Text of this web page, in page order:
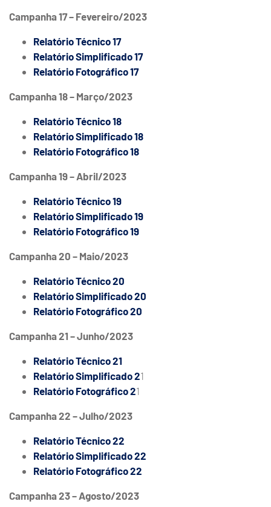
Campanha 17 – Fevereiro/2023
Relatório Técnico 17
Relatório Simplificado 17
Relatório Fotográfico 17
Campanha 18 – Março/2023
Relatório Técnico 18
Relatório Simplificado 18
Relatório Fotográfico 18
Campanha 19 – Abril/2023
Relatório Técnico 19
Relatório Simplificado 19
Relatório Fotográfico 19
Campanha 20 – Maio/2023
Relatório Técnico 20
Relatório Simplificado 20
Relatório Fotográfico 20
Campanha 21 – Junho/2023
Relatório Técnico 21
Relatório Simplificado 21
Relatório Fotográfico21
Campanha 22 – Julho/2023
Relatório Técnico 22
Relatório Simplificado 22
Relatório Fotográfico22
Campanha 23 – Agosto/2023